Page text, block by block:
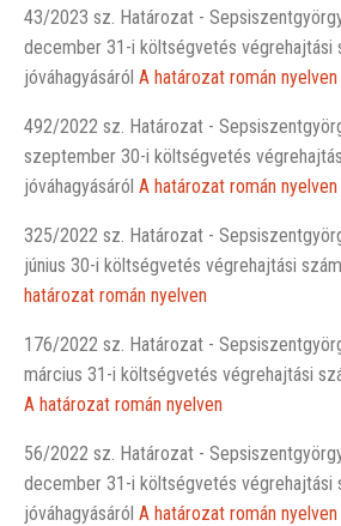
43/2023 sz. Határozat -
december 31-i költségvetés végrehajtási
jóváhagyásáról A határozat román nyelven
492/2022 sz. Határozat -
szeptember 30-i költségvetés
jóváhagyásáról A határozat román nyelven
325/2022 sz. Határozat -
június 30-i költségvetés végrehajtási
határozat román nyelven
176/2022 sz. Határozat -
március 31-i költségvetés végrehajtási
A határozat román nyelven
56/2022 sz. Határozat -
december 31-i költségvetés végrehajtási
jóváhagyásáról A határozat román nyelven